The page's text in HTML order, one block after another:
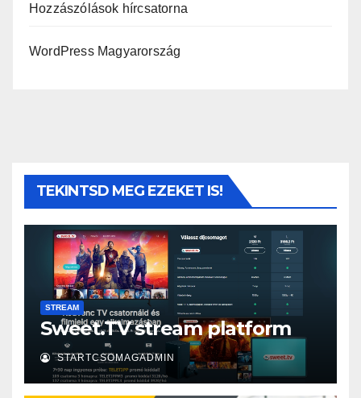
Hozzászólások hírcsatorna
WordPress Magyarország
TEKINTSD MEG EZEKET IS!
STREAM
Sweet.TV stream platform
STARTCSOMAGADMIN